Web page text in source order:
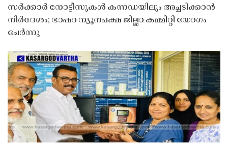
സർക്കാർ നോട്ടീസുകൾ കന്നഡയിലും അച്ചടിക്കാൻ
നിർദേശം; ഭാഷാ ന്യൂനപക്ഷ ജില്ലാ കമ്മിറ്റി യോഗം
ചേർന്നു